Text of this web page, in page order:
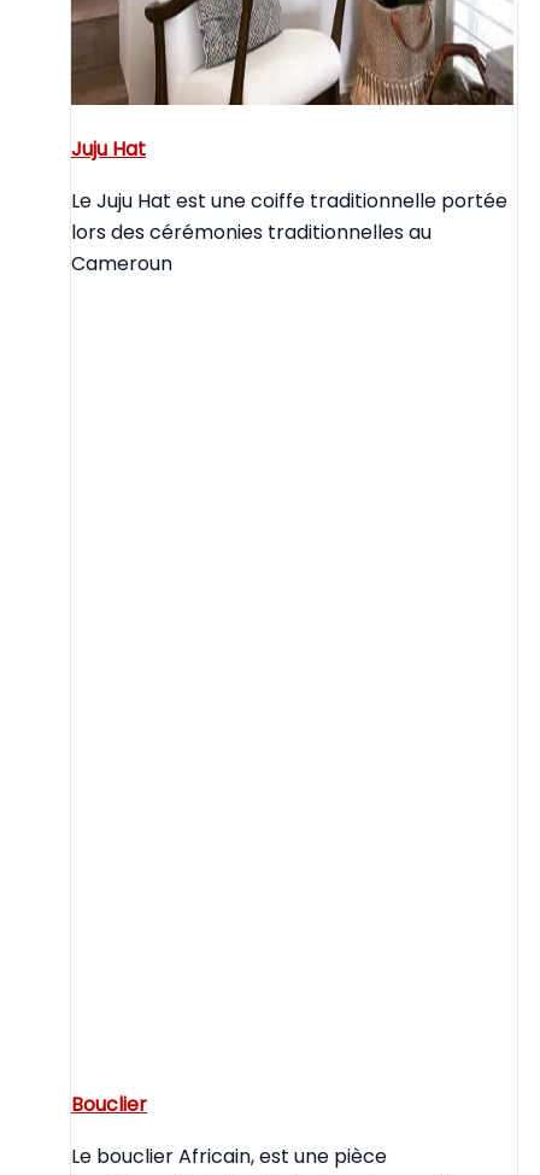
Juju Hat
Le Juju Hat est une coiffe traditionnelle portée
lors des cérémonies traditionnelles au
Cameroun
Bouclier
Le bouclier Africain, est une pièce